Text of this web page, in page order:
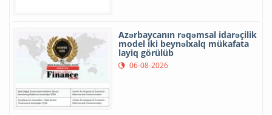
Azərbaycanın rəqəmsal idarəçilik
model iki beynəlxalq mükafata
layiq görülüb
06-08-2026